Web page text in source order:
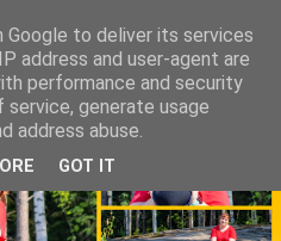
to deliver its services
address and user-agent are
performance and security
generate usage
address abuse.
GOT IT